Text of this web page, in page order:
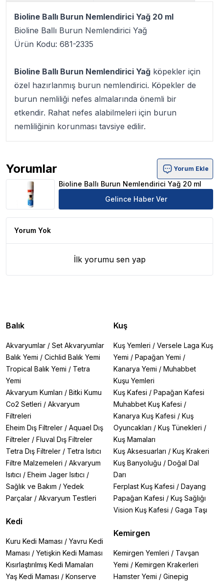
Bioline Ballı Burun Nemlendirici Yağ 20 ml
Bioline Ballı Burun Nemlendirici Yağ
Ürün Kodu: 681-2335
Bioline Ballı Burun Nemlendirici Yağ köpekler için
özel hazırlanmış burun nemlendirici. Köpekler de
burun nemliliği nefes almalarında önemli bir
etkendir. Rahat nefes alabilmeleri için burun
nemliliğinin korunması tavsiye edilir.
Yorumlar
Bioline Ballı Burun Nemlendirici Yağ 20 ml Ürün
Yorum Ekle
Bioline Ballı Burun Nemlendirici Yağ 20 ml
Gelince Haber Ver
Yorum Yok
İlk yorumu sen yap
Balık
Akvaryumlar / Set Akvaryumlar
Balık Yemi / Cichlid Balık Yemi
Tropical Balık Yemi / Tetra
Yemi
Akvaryum Kumları / Bitki Kumu
Co2 Setleri / Akvaryum
Filtreleri
Eheim Dış Filtreler / Aquael Dış
Filtreler / Fluval Dış Filtreler
Tetra Dış Filtreler / Tetra Isıtıcı
Filtre Malzemeleri / Akvaryum
Isıtıcı / Eheim Jager Isıtıcı /
Sağlık ve Bakım / Yedek
Parçalar / Akvaryum Testleri
Kedi
Kuru Kedi Maması / Yavru Kedi
Maması / Yetişkin Kedi Maması
Kısırlaştırılmış Kedi Mamaları
Yaş Kedi Maması / Konserve
Kuş
Kuş Yemleri / Versele Laga Kuş
Yemi / Papağan Yemi /
Kanarya Yemi / Muhabbet
Kuşu Yemleri
Kuş Kafesi / Papağan Kafesi
Muhabbet Kuş Kafesi /
Kanarya Kuş Kafesi / Kuş
Oyuncakları / Kuş Tünekleri /
Kuş Mamaları
Kuş Aksesuarları / Kuş Krakeri
Kuş Banyoluğu / Doğal Dal
Darı
Ferplast Kuş Kafesi / Dayang
Papağan Kafesi / Kuş Sağlığı
Vision Kuş Kafesi / Gaga Taşı
Kemirgen
Kemirgen Yemleri / Tavşan
Yemi / Kemirgen Krakerleri
Hamster Yemi / Ginepig